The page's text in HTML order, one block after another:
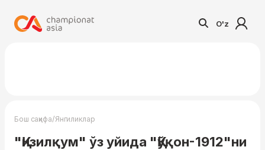
O'z
Бош саҳифа/Янгиликлар
"Қизилқум" ўз уйида "Қўқон-1912"ни